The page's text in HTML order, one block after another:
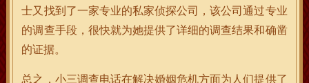
士又找到了一家专业的私家侦探公司，该公司通过专业
的调查手段，很快就为她提供了详细的调查结果和确凿
的证据。
总之，小三调查电话在解决婚姻危机方面为人们提供了